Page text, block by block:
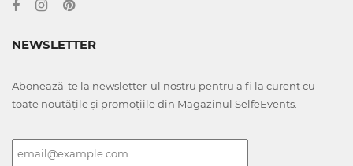
NEWSLETTER
Abonează-te la newsletter-ul nostru pentru a fi la curent cu
toate noutățile și promoțiile din Magazinul SelfeEvents.